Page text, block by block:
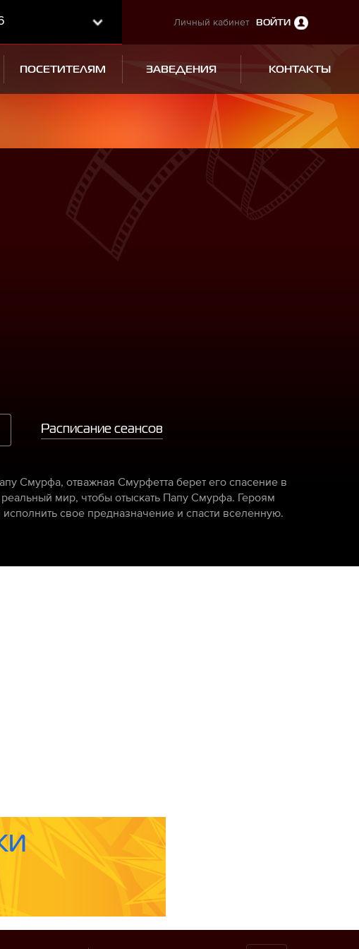
Личный кабинет ВОЙТИ
ПОСЕТИТЕЛЯМ ЗАВЕДЕНИЯ КОНТАКТЫ
Расписание сеансов
Смурфа, отважная Смурфетта берет его спасение в
мир, чтобы отыскать Папу Смурфа. Героям
свое предназначение и спасти вселенную.